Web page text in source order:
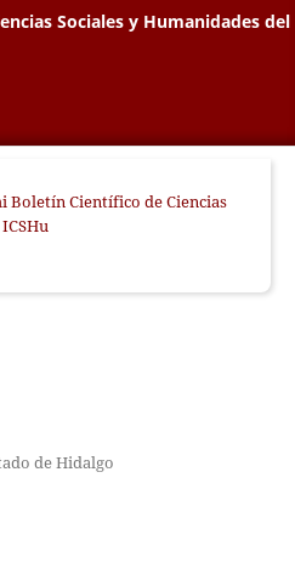
Sociales y Humanidades del
Boletín Científico de Ciencias
de Hidalgo